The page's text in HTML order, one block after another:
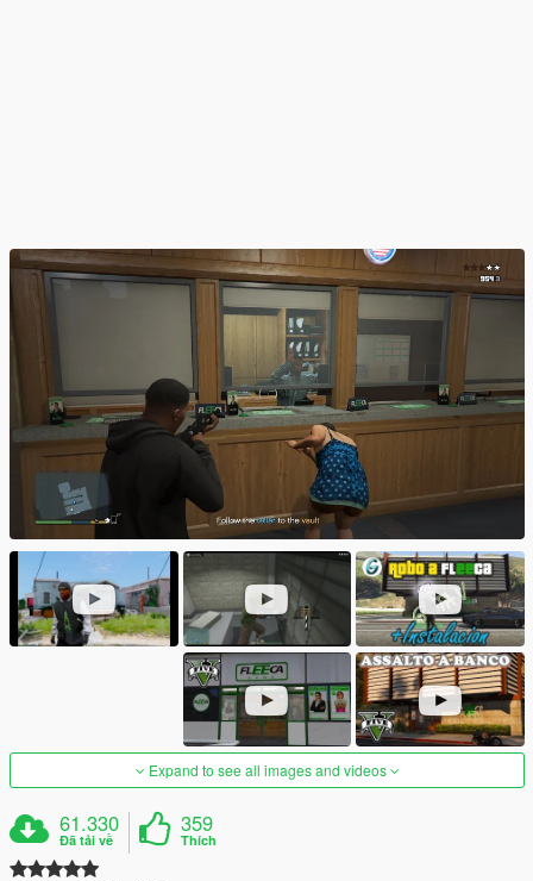
Expand to see all images and videos
61.330
Đã tải về
359
Thích